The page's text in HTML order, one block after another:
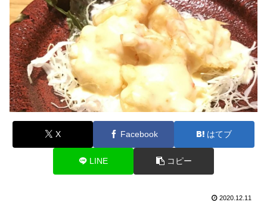
X Facebook はてブ
LINE コピー
2020.12.11